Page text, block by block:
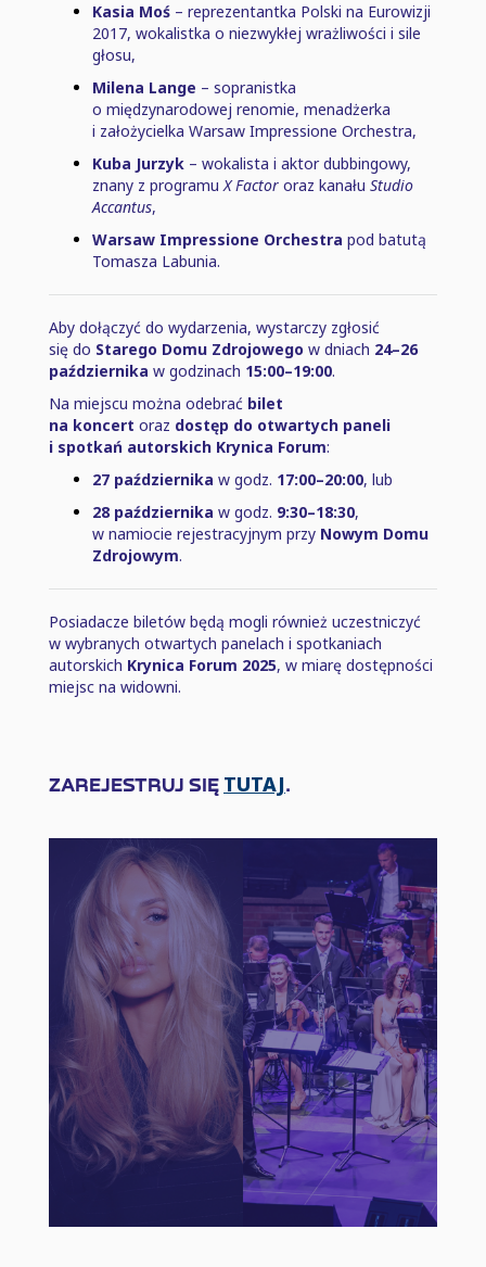
Kasia Moś ⁠–⁠ reprezentantka Polski na Eurowizji
2017, wokalistka o niezwykłej wrażliwości i sile
głosu,
Milena Lange ⁠–⁠ sopranistka
o międzynarodowej renomie, menadżerka
i założycielka Warsaw Impressione Orchestra,
Kuba Jurzyk ⁠–⁠ wokalista i aktor dubbingowy,
znany z programuX Factor oraz kanału Studio
Accantus,
Warsaw Impressione Orchestra pod batutą
Tomasza Labunia.
Aby dołączyć do wydarzenia, wystarczy zgłosić
się do Starego Domu Zdrojowego w dniach 24–26
października w godzinach 15:00–19:00.
Na miejscu można odebrać bilet
na koncert oraz dostęp do otwartych paneli
i spotkań autorskich Krynica Forum:
27 października w godz. 17:00–20:00, lub
28 października w godz. 9:30–18:30,
w namiocie rejestracyjnym przy Nowym Domu
Zdrojowym.
Posiadacze biletów będą mogli również uczestniczyć
w wybranych otwartych panelach i spotkaniach
autorskich Krynica Forum 2025, w miarę dostępności
miejsc na widowni.
ZAREJESTRUJ SIĘ TUTAJ.